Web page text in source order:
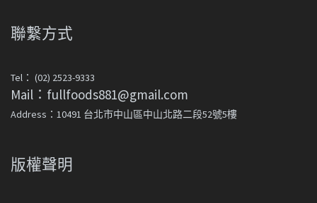
聯繫方式
Tel： (02) 2523-9333
Mail：fullfoods881@gmail.com
Address：10491 台北市中山區中山北路二段52號5樓
版權聲明